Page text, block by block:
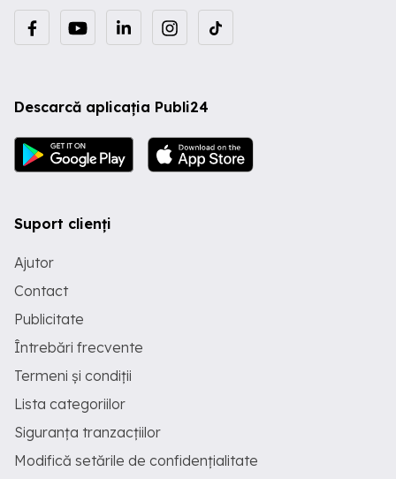
Descarcă aplicația Publi24
Suport clienți
Ajutor
Contact
Publicitate
Întrebări frecvente
Termeni și condiții
Lista categoriilor
Siguranța tranzacțiilor
Modifică setările de confidențialitate